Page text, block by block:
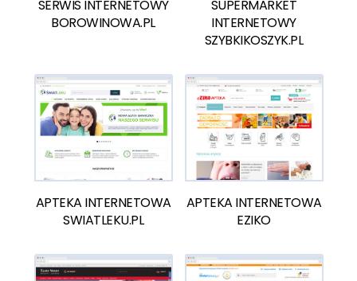
SERWIS INTERNETOWY
BOROWINOWA.PL
SUPERMARKET
INTERNETOWY
SZYBKIKOSZYK.PL
APTEKA INTERNETOWA
SWIATLEKU.PL
APTEKA INTERNETOWA
EZIKO